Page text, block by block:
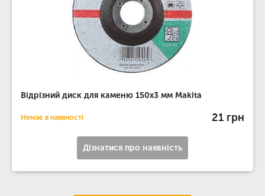
Відрізний диск для каменю 150х3 мм Makita
Немає в наявності 21 грн
Дізнатися про наявність